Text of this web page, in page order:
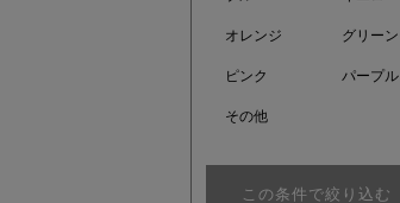
オレンジ グリーン
ピンク パープル
その他
この条件で絞り込む